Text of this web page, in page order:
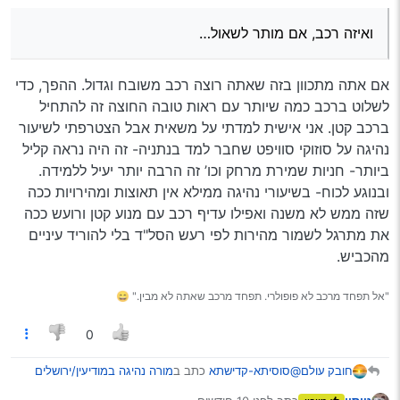
ואיזה רכב, אם מותר לשאול…
ואיזה רכב, אם מותר לשאול…
אם אתה מתכוון בזה שאתה רוצה רכב משובח וגדול. ההפך, כדי
לשלוט ברכב כמה שיותר עם ראות טובה החוצה זה להתחיל
ברכב קטן. אני אישית למדתי על משאית אבל הצטרפתי לשיעור
נהיגה על סוזוקי סוויפט שחבר למד בנתניה- זה היה נראה קליל
ביותר- חניות שמירת מרחק וכו’ זה הרבה יותר יעיל ללמידה.
ובנוגע לכוח- בשיעורי נהיגה ממילא אין תאוצות ומהירויות ככה
שזה ממש לא משנה ואפילו עדיף רכב עם מנוע קטן ורועש ככה
את מתרגל לשמור מהירות לפי רעש הסל"ד בלי להוריד עיניים
מהכביש.
"אל תפחד מרכב לא פופולרי. תפחד מרכב שאתה לא מבין." 😄
0
חובק עולם@סוסיתא-קדישתא כתב במורה נהיגה במודיעין/ירושלים